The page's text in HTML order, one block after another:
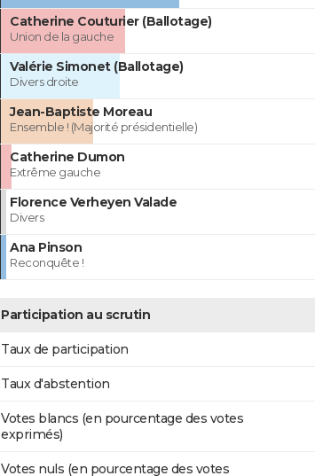
Catherine Couturier (Ballotage)
Union de la gauche
Valérie Simonet (Ballotage)
Divers droite
Jean-Baptiste Moreau
Ensemble ! (Majorité présidentielle)
Catherine Dumon
Extrême gauche
Florence Verheyen Valade
Divers
Ana Pinson
Reconquête !
Participation au scrutin
Taux de participation
Taux d'abstention
Votes blancs (en pourcentage des votes
exprimés)
Votes nuls (en pourcentage des votes